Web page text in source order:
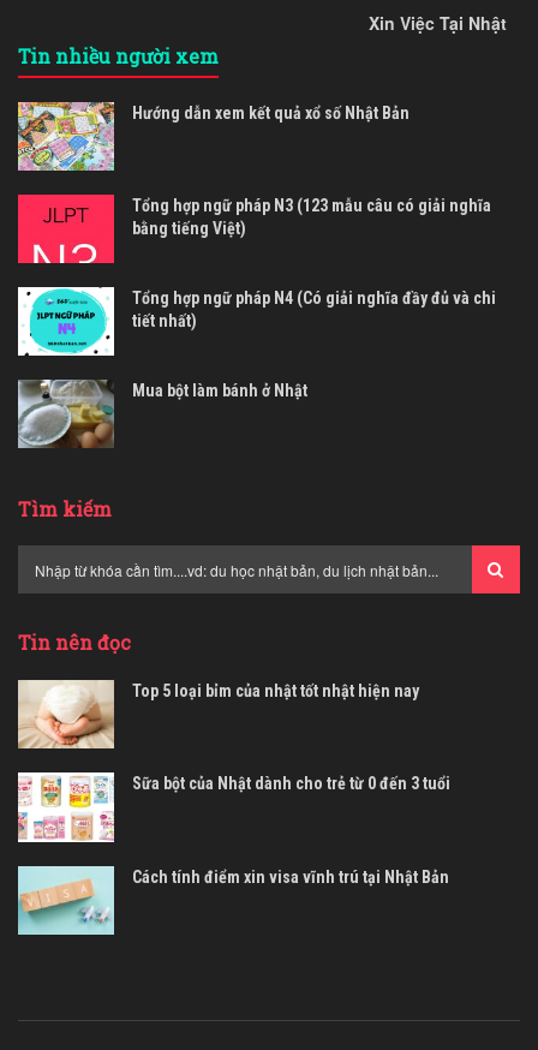
Xin Việc Tại Nhật
Tin nhiều người xem
Hướng dẫn xem kết quả xổ số Nhật Bản
Tổng hợp ngữ pháp N3 (123 mẫu câu có giải nghĩa
bằng tiếng Việt)
Tổng hợp ngữ pháp N4 (Có giải nghĩa đầy đủ và chi
tiết nhất)
Mua bột làm bánh ở Nhật
Tìm kiếm
Tin nên đọc
Top 5 loại bỉm của nhật tốt nhật hiện nay
Sữa bột của Nhật dành cho trẻ từ 0 đến 3 tuổi
Cách tính điểm xin visa vĩnh trú tại Nhật Bản